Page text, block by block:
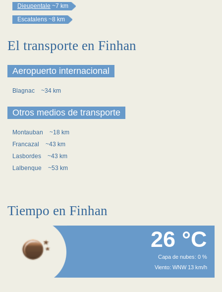
Dieupentale ~7 km
Escatalens ~8 km
El transporte en Finhan
Aeropuerto internacional
Blagnac ~34 km
Otros medios de transporte
Montauban
~18 km
Francazal
~43 km
Lasbordes
~43 km
Lalbenque
~53 km
Tiempo en Finhan
26 °C
Capa de nubes: 0 %
Viento: WNW 13 km/h